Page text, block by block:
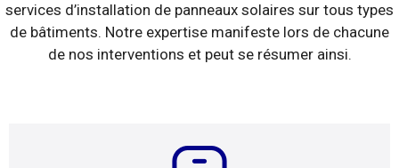
services d’installation de panneaux solaires sur tous types
de bâtiments. Notre expertise manifeste lors de chacune
de nos interventions et peut se résumer ainsi.